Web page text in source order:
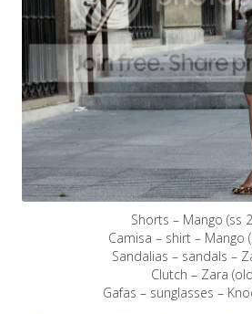
Shorts – Mango (ss
Camisa – shirt – Mango
Sandalias – sandals –
Clutch – Zara
Gafas – sunglasses –